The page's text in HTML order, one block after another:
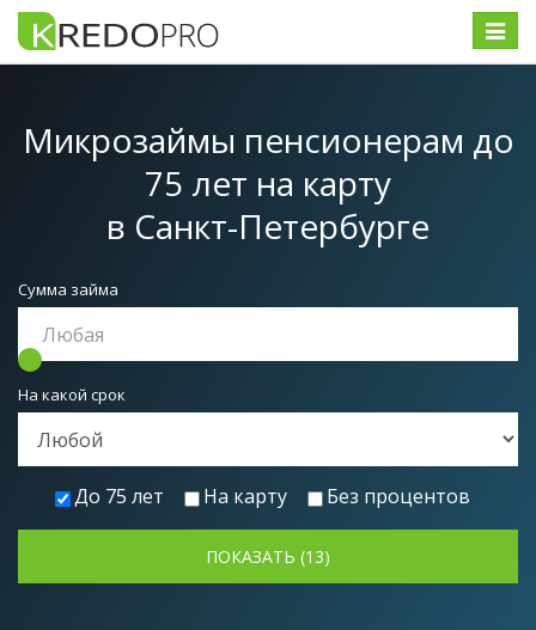
Меню
Микрозаймы пенсионерам до
75 лет на карту
в Санкт-Петербурге
Сумма займа
На какой срок
До 75 лет На карту Без процентов